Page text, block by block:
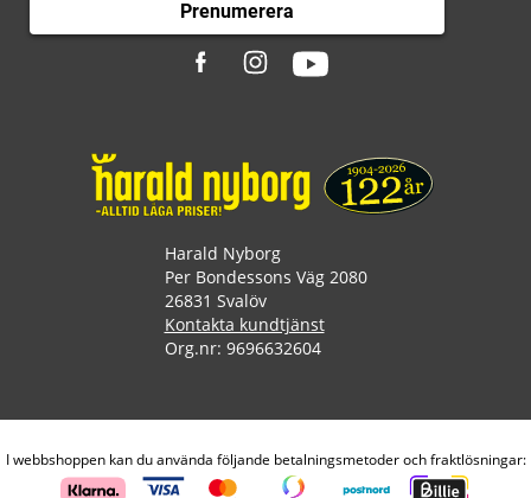
Prenumerera
Harald Nyborg
Per Bondessons Väg 2080
26831 Svalöv
Kontakta kundtjänst
Org.nr: 9696632604
I webbshoppen kan du använda följande betalningsmetoder och fraktlösningar: